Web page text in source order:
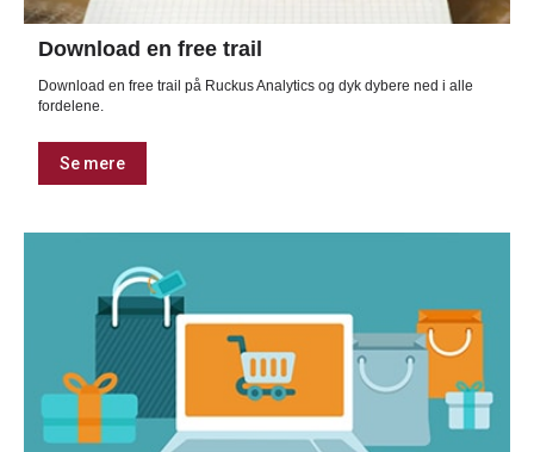
Download en free trail
Download en free trail på Ruckus Analytics og dyk dybere ned i alle
fordelene.
Se mere